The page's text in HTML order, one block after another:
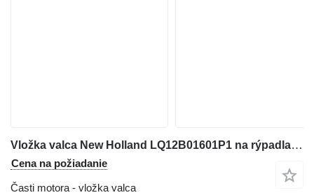
Vložka valca New Holland LQ12B01601P1 na rýpadla New Holland E265BJ
Cena na požiadanie
Časti motora - vložka valca